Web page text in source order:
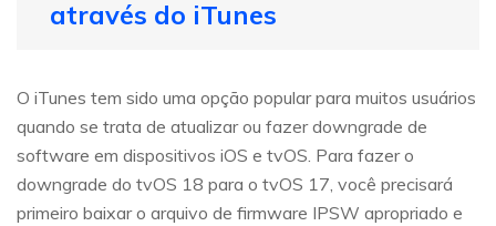
através do iTunes
O iTunes tem sido uma opção popular para muitos usuários
quando se trata de atualizar ou fazer downgrade de
software em dispositivos iOS e tvOS. Para fazer o
downgrade do tvOS 18 para o tvOS 17, você precisará
primeiro baixar o arquivo de firmware IPSW apropriado e